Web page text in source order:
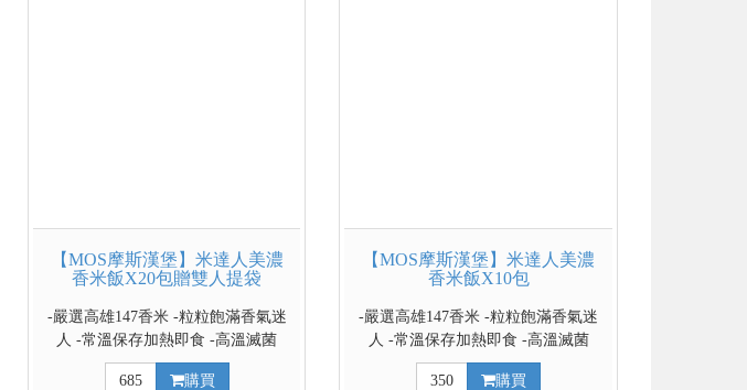
【MOS摩斯漢堡】米達人美濃
香米飯X20包贈雙人提袋
-嚴選高雄147香米 -粒粒飽滿香氣迷
人 -常溫保存加熱即食 -高溫滅菌
100%無添加防腐劑
685
購買
【MOS摩斯漢堡】米達人美濃
香米飯X10包
-嚴選高雄147香米 -粒粒飽滿香氣迷
人 -常溫保存加熱即食 -高溫滅菌
100%無添加防腐劑
350
購買